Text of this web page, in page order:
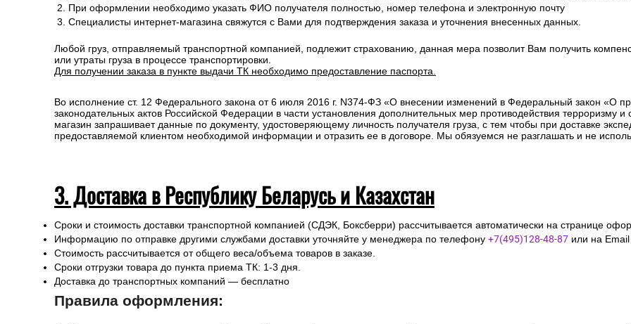
При оформлении необходимо указать ФИО получателя полностью, номер телефона и электронную почту
Специалисты интернет-магазина свяжутся с Вами для подтверждения заказа и уточнения внесенных данных.
Любой груз, отправляемый транспортной компанией, подлежит страхованию, данная мера позволит Вам получить
или утраты груза в процессе транспортировки.
Для получении заказа в пункте выдачи ТК необходимо предоставление паспорта.
Во исполнение ст. 12 Федерального закона от 6 июля 2016 г. N374-ФЗ «О внесении изменений в Федеральный закон «О
законодательных актов Российской Федерации в части установления дополнительных мер противодействия терроризму
магазин запрашивает данные по документу, удостоверяющему личность получателя груза, с тем чтобы при доставке
предоставляемой клиентом необходимой информации и отразить ее в договоре. Мы обязуемся не разглашать и не
3. Доставка в Республику Беларусь и Казахстан
Сроки и стоимость доставки транспортной компанией (СДЭК, Боксберри) рассчитывается автоматически на странице
Информацию по отправке другими службами доставки уточняйте у менеджера по телефону +7(495)128-48-87 или на Email
Стоимость рассчитывается от общего веса/объема товаров в заказе.
Сроки отгрузки товара до пункта приема ТК: 1-3 дня.
Доставка до транспортных компаний — бесплатно
Правила оформления: